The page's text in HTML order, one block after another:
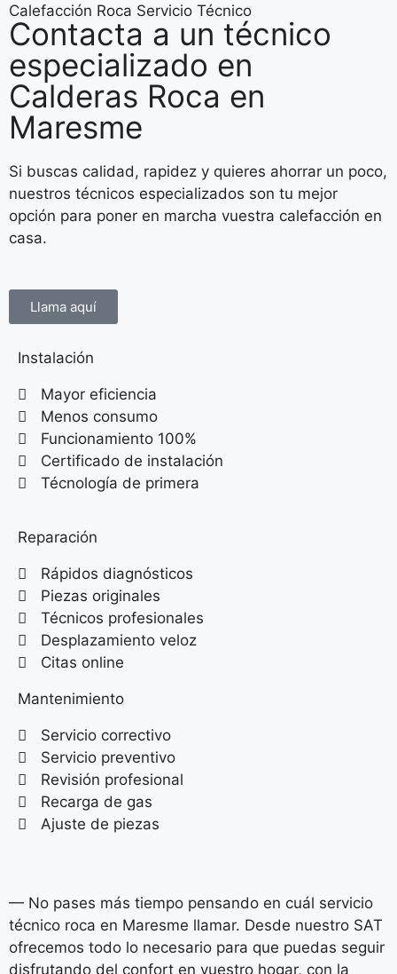
Calefacción Roca Servicio Técnico
Contacta a un técnico
especializado en
Calderas Roca en
Maresme
Si buscas calidad, rapidez y quieres ahorrar un poco,
nuestros técnicos especializados son tu mejor
opción para poner en marcha vuestra calefacción en
casa.
Llama aquí
Instalación
Mayor eficiencia
Menos consumo
Funcionamiento 100%
Certificado de instalación
Técnología de primera
Reparación
Rápidos diagnósticos
Piezas originales
Técnicos profesionales
Desplazamiento veloz
Citas online
Mantenimiento
Servicio correctivo
Servicio preventivo
Revisión profesional
Recarga de gas
Ajuste de piezas
— No pases más tiempo pensando en cuál servicio
técnico roca en Maresme llamar. Desde nuestro SAT
ofrecemos todo lo necesario para que puedas seguir
disfrutando del confort en vuestro hogar, con la